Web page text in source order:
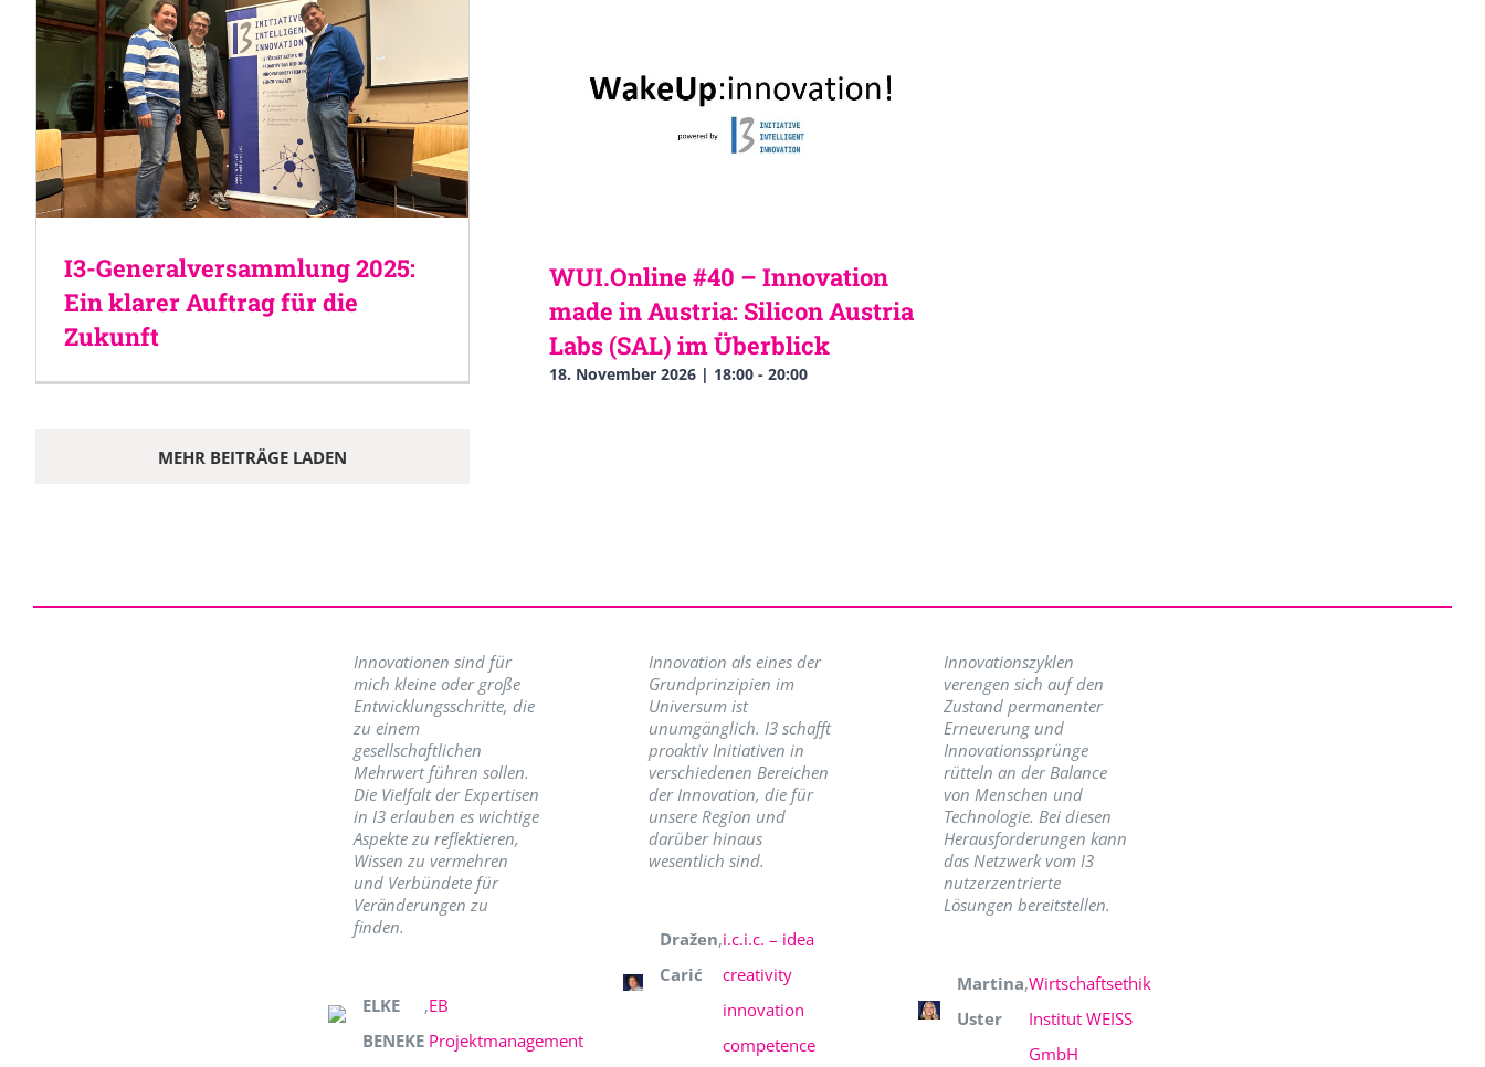
I3-Generalversammlung 2025:
Ein klarer Auftrag für die
Zukunft
MEHR BEITRÄGE LADEN
WUI.Online #40 – Innovation
made in Austria: Silicon Austria
Labs (SAL) im Überblick
18. November 2026 | 18:00- 20:00
Innovationen sind für
mich kleine oder große
Entwicklungsschritte, die
zu einem
gesellschaftlichen
Mehrwert führen sollen.
Die Vielfalt der Expertisen
in I3 erlauben es wichtige
Aspekte zu reflektieren,
Wissen zu vermehren
und Verbündete für
Veränderungen zu
finden.
ELKE
BENEKE
,EB
Projektmanagement
Innovation als eines der
Grundprinzipien im
Universum ist
unumgänglich. I3 schafft
proaktiv Initiativen in
verschiedenen Bereichen
der Innovation, die für
unsere Region und
darüber hinaus
wesentlich sind.
Dražen
Carić
,i.c.i.c. – idea
creativity
innovation
competence
Innovationszyklen
verengen sich auf den
Zustand permanenter
Erneuerung und
Innovationssprünge
rütteln an der Balance
von Menschen und
Technologie. Bei diesen
Herausforderungen kann
das Netzwerk vom I3
nutzerzentrierte
Lösungen bereitstellen.
Martina
Uster
,Wirtschaftsethik
Institut WEISS
GmbH